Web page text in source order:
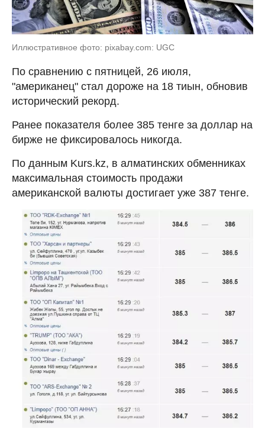
Иллюстративное фото: pixabay.com: UGC
По сравнению с пятницей, 26 июля,
"американец" стал дороже на 18 тиын, обновив
исторический рекорд.
Ранее показателя более 385 тенге за доллар на
бирже не фиксировалось никогда.
По данным Kurs.kz, в алматинских обменниках
максимальная стоимость продажи
американской валюты достигает уже 387 тенге.